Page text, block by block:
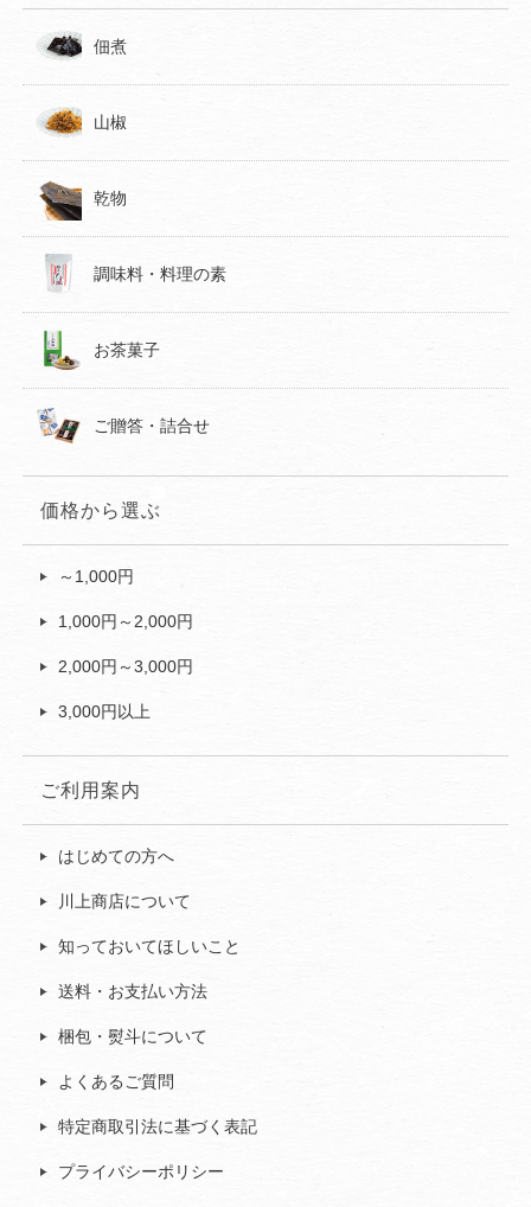
佃煮
山椒
乾物
調味料・料理の素
お茶菓子
ご贈答・詰合せ
価格から選ぶ
～1,000円
1,000円～2,000円
2,000円～3,000円
3,000円以上
ご利用案内
はじめての方へ
川上商店について
知っておいてほしいこと
送料・お支払い方法
梱包・熨斗について
よくあるご質問
特定商取引法に基づく表記
プライバシーポリシー